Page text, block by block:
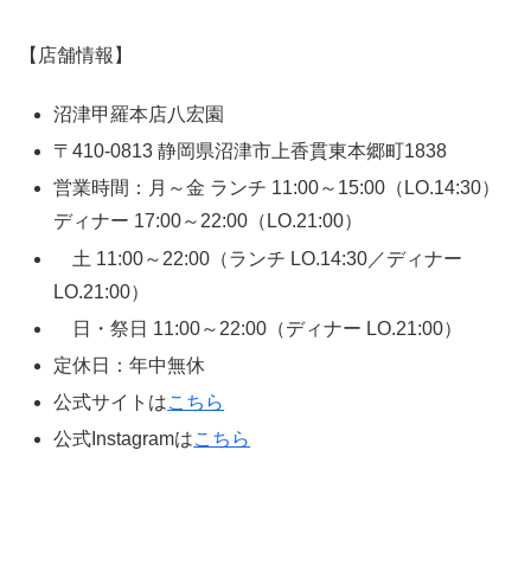
【店舗情報】
沼津甲羅本店八宏園
〒410-0813 静岡県沼津市上香貫東本郷町1838
営業時間：月～金 ランチ 11:00～15:00（LO.14:30）
ディナー 17:00～22:00（LO.21:00）
土 11:00～22:00（ランチ LO.14:30／ディナー
LO.21:00）
日・祭日 11:00～22:00（ディナー LO.21:00）
定休日：年中無休
公式サイトはこちら
公式Instagramはこちら